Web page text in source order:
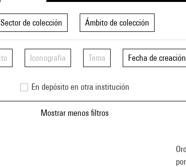
Sector de colección Ámbito de colección
Iconografía Tema Fecha de creación
En depósito en otra institución
Mostrar menos filtros
por